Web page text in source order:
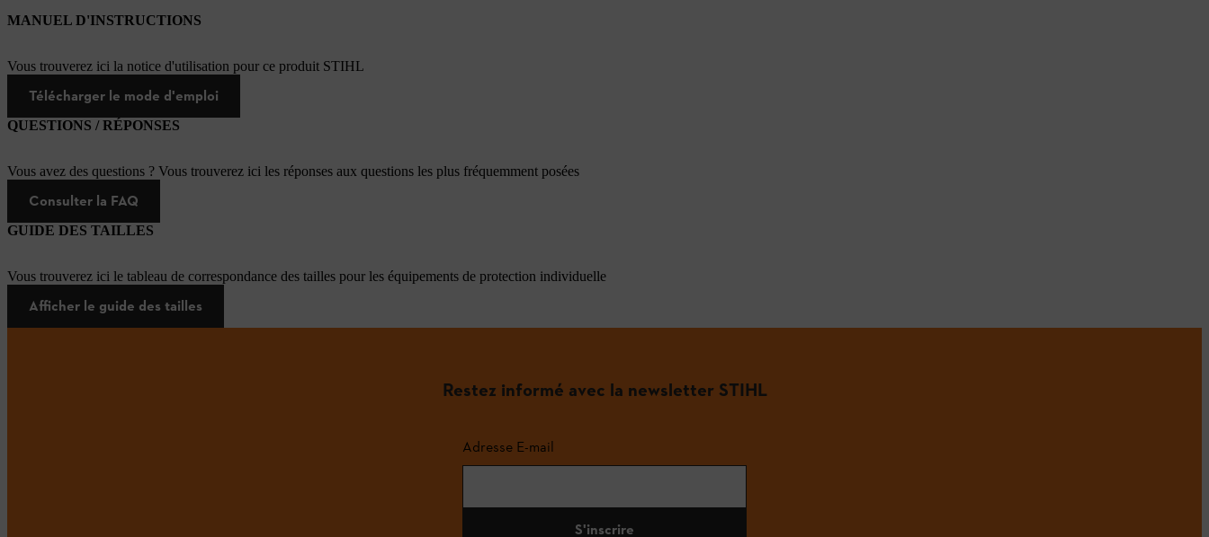
MANUEL D'INSTRUCTIONS
Vous trouverez ici la notice d'utilisation pour ce produit STIHL
Télécharger le mode d'emploi
QUESTIONS / RÉPONSES
Vous avez des questions ? Vous trouverez ici les réponses aux questions les plus fréquemment posées
Consulter la FAQ
GUIDE DES TAILLES
Vous trouverez ici le tableau de correspondance des tailles pour les équipements de protection individuelle
Afficher le guide des tailles
Restez informé avec la newsletter STIHL
Adresse E-mail
S'inscrire